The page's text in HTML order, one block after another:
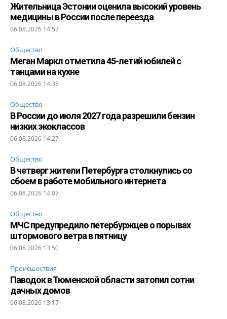
Жительница Эстонии оценила высокий уровень
медицины в России после переезда
06.08.2026 14:52
Общество
Меган Маркл отметила 45-летий юбилей с
танцами на кухне
06.08.2026 14:35
Общество
В России до июля 2027 года разрешили бензин
низких экоклассов
06.08.2026 14:27
Общество
В четверг жители Петербурга столкнулись со
сбоем в работе мобильного интернета
06.08.2026 14:07
Общество
МЧС предупредило петербуржцев о порывах
штормового ветра в пятницу
06.08.2026 13:50
Происшествия
Паводок в Тюменской области затопил сотни
дачных домов
06.08.2026 13:17